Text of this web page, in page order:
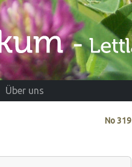
Über uns
No319